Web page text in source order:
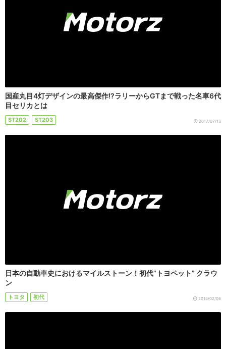
国産丸目4灯デザインの最高傑作!?ラリーからGTまで戦った名車6代
目セリカとは
ST202 ST203 2017/07/13
日本の自動車史におけるマイルストーン！初代”トヨペット” クラウ
ン
トヨタ 初代 2018/02/08